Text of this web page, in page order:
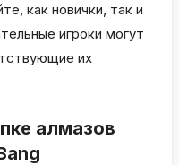
как новички, так и
игроки могут
их
алмазов